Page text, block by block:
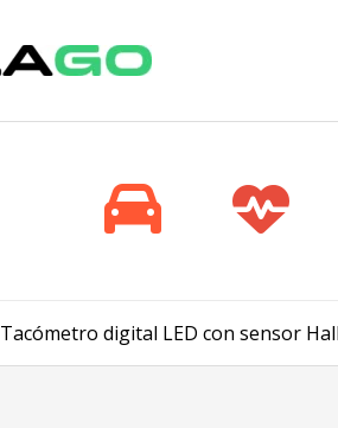
Tacómetro digital LED con sensor